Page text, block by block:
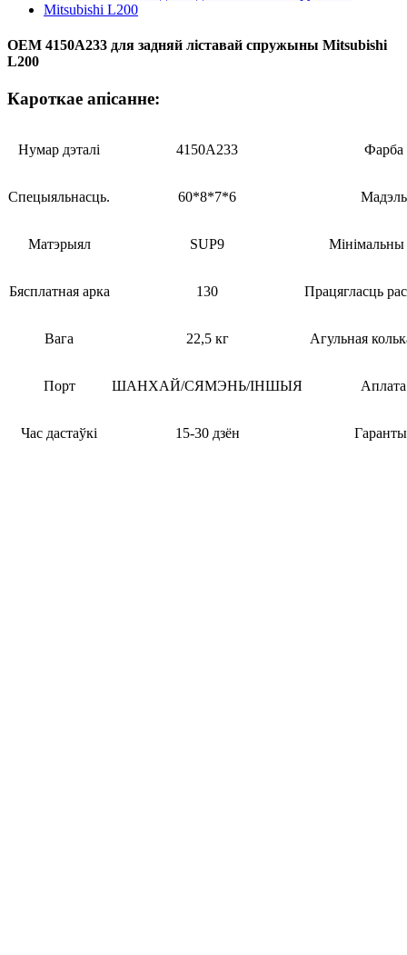
OEM 4150A233 для задняй ліставай спружыны Mitsubishi
L200
Кароткае апісанне:
Нумар дэталі 4150A233 Фарба
Спецыяльнасць. 60*8*7*6 Мадэль
Матэрыял SUP9 Мінімальны
Бясплатная арка 130 Працягласць
Вага 22,5 кг Агульная
Порт ШАНХАЙ/СЯМЭНЬ/ІНШЫЯ Аплата
Час дастаўкі 15-30 дзён